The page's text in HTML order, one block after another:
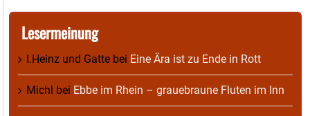
Lesermeinung
I.Heinz und Gatte bei Eine Ära ist zu Ende in Rott
Michl bei Ebbe im Rhein – grauebraune Fluten im Inn